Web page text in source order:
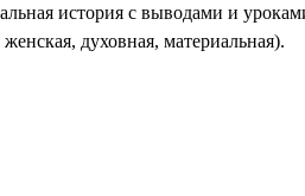
история с выводами и
духовная, материальная).